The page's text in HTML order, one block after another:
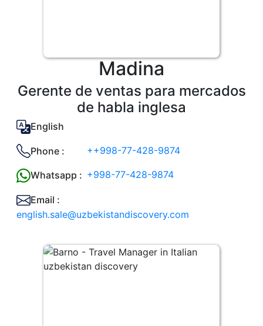
Madina
Gerente de ventas para mercados
de habla inglesa
English
Phone : ++998-77-428-9874
Whatsapp : +998-77-428-9874
Email :
english.sale@uzbekistandiscovery.com